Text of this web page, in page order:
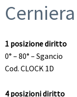
1 posizione diritto
0° – 80° – Sgancio
Cod. CLOCK 1D
4 posizioni diritto